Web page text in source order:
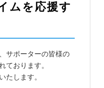
ムを応援す
サポーターの皆様の
ております。
たします。